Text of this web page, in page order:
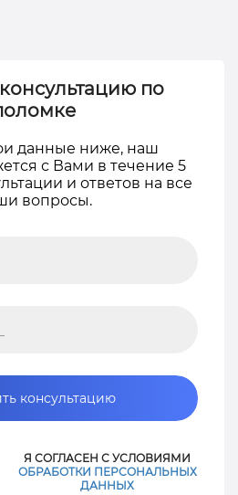
по
данные ниже, наш
с Вами в течение 5
и ответов на все
вопросы.
консультацию
Я СОГЛАСЕН С УСЛОВИЯМИ
ОБРАБОТКИ ПЕРСОНАЛЬНЫХ
ДАННЫХ